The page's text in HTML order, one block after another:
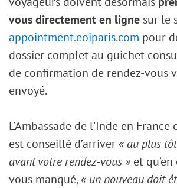
vous directement en ligne sur le
appointment.eoiparis.com pour
dossier complet au guichet
de confirmation de rendez-vous
envoyé.
L’Ambassade de l’Inde en
est conseillé d’arriver « au plus
avant votre rendez-vous » et
vous manqué,« un nouveau doit